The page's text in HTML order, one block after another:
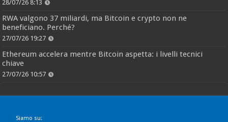
28/07/26 8:13
RWA valgono 37 miliardi, ma Bitcoin e crypto non ne
beneficiano. Perché?
27/07/26 19:27
Ethereum accelera mentre Bitcoin aspetta: i livelli tecnici
chiave
27/07/26 10:57
Siamo su: